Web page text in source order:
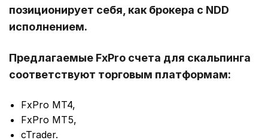
позиционирует себя, как брокера с NDD
исполнением.
Предлагаемые FxPro счета для скальпинга
соответствуют торговым платформам:
FxPro MT4,
FxPro MT5,
cTrader.